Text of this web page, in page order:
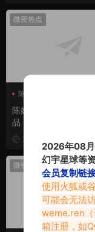
微密热点
陈妮妮uni
陈妮妮UNI最新微密
品《气质风范》
2024-01-13
微密热点
2026年08月
幻宇星球等
会员复制链
使用火狐或
可能会无法
weme.ren
箱注册，如